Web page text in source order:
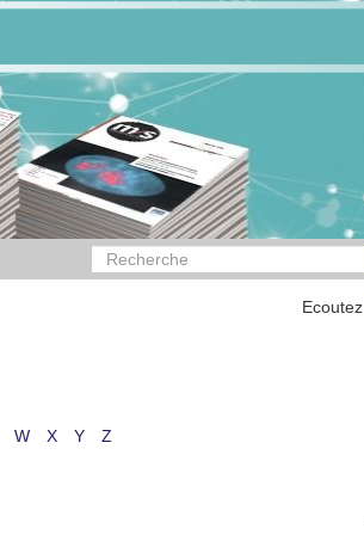
Ecoutez
W X Y Z